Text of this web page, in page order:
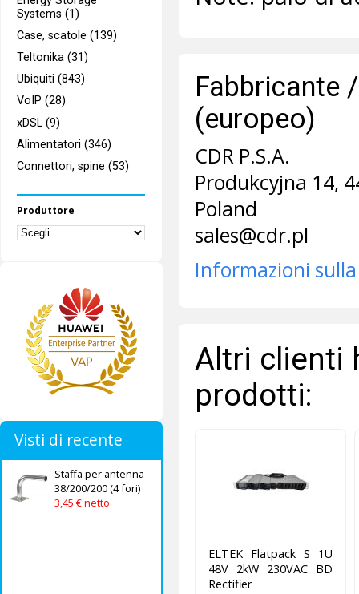
Systems (1)
Case, scatole (139)
Teltonika (31)
Ubiquiti (843)
VoIP (28)
xDSL (9)
Alimentatori (346)
Connettori, spine (53)
Produttore
Visti di recente
Staffa per antenna
38/200/200 (4 fori)
3,45 € netto
Fabbricante
(europeo)
CDR P.S.A.
Produkcyjna 14,
Poland
sales@cdr.pl
Informazioni
Altri clienti
prodotti:
ELTEK Flatpack S 1U
48V 2kW 230VAC BD
Rectifier